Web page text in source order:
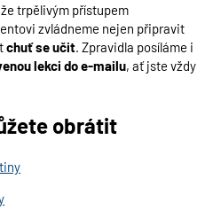
trpělivým přístupem
zvládneme nejen připravit
chuť se učit. Zpravidla posíláme i
lekci do e-mailu, ať jste vždy
obrátit